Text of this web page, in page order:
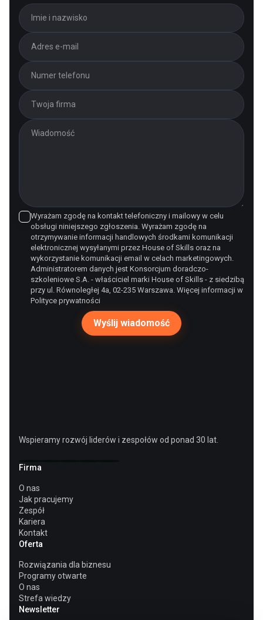
Wyrażam zgodę na kontakt telefoniczny i mailowy w celu
obsługi niniejszego zgłoszenia. Wyrażam zgodę na
otrzymywanie informacji handlowych środkami komunikacji
elektronicznej wysyłanymi przez House of Skills oraz na
wykorzystanie komunikacji email w celach marketingowych.
Administratorem danych jest Konsorcjum doradczo-
szkoleniowe S.A. - właściciel marki House of Skills - z siedzibą
przy ul. Równoległej 4a, 02-235 Warszawa. Więcej informacji w
Polityce prywatności
Wspieramy rozwój liderów i zespołów od ponad 30 lat.
Firma
O nas
Jak pracujemy
Zespół
Kariera
Kontakt
Oferta
Rozwiązania dla biznesu
Programy otwarte
O nas
Strefa wiedzy
Newsletter